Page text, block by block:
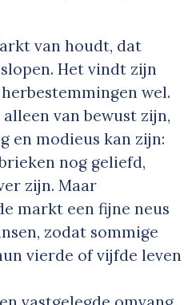
van houdt, dat
Het vindt zijn
wel.
van bewust zijn,
en modieus kan zijn:
nog geliefd,
zijn. Maar
markt een fijne neus
zodat sommige
vierde of vijfde leven